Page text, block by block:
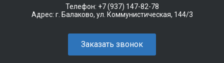
Телефон: +7 (937) 147-82-78
Адрес: г. Балаково, ул. Коммунистическая, 144/3
Заказать звонок